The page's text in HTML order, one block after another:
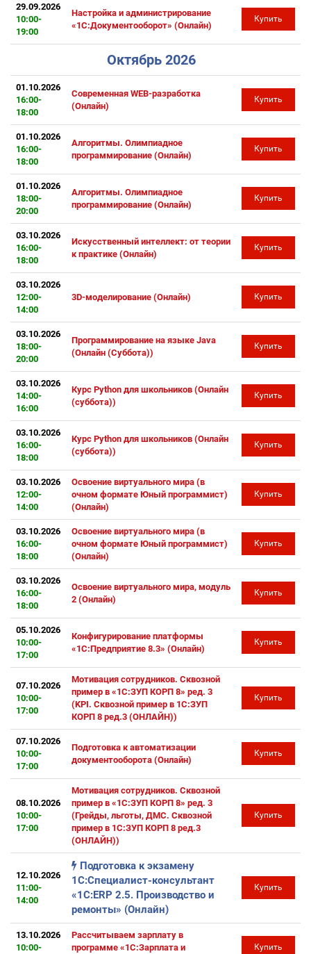
29.09.2026
10:00-
19:00
Настройка и администрирование
«1С:Документооборот» (Онлайн)
Купить
Октябрь 2026
01.10.2026
16:00-
18:00
Современная WEB-разработка
(Онлайн)
Купить
01.10.2026
16:00-
18:00
Алгоритмы. Олимпиадное
программирование (Онлайн)
Купить
01.10.2026
18:00-
20:00
Алгоритмы. Олимпиадное
программирование (Онлайн)
Купить
03.10.2026
16:00-
18:00
Искусственный интеллект: от теории
к практике (Онлайн)
Купить
03.10.2026
12:00-
14:00
3D-моделирование (Онлайн) Купить
03.10.2026
18:00-
20:00
Программирование на языке Java
(Онлайн (Суббота))
Купить
03.10.2026
14:00-
16:00
Курс Python для школьников (Онлайн
(суббота))
Купить
03.10.2026
16:00-
18:00
Курс Python для школьников (Онлайн
(суббота))
Купить
03.10.2026
12:00-
14:00
Освоение виртуального мира (в
очном формате Юный программист)
(Онлайн)
Купить
03.10.2026
16:00-
18:00
Освоение виртуального мира (в
очном формате Юный программист)
(Онлайн)
Купить
03.10.2026
16:00-
18:00
Освоение виртуального мира, модуль
2 (Онлайн)
Купить
05.10.2026
10:00-
17:00
Конфигурирование платформы
«1С:Предприятие 8.3» (Онлайн)
Купить
07.10.2026
10:00-
17:00
Мотивация сотрудников. Сквозной
пример в «1С:ЗУП КОРП 8» ред. 3
(KPI. Сквозной пример в 1С:ЗУП
КОРП 8 ред.3 (ОНЛАЙН))
Купить
07.10.2026
10:00-
17:00
Подготовка к автоматизации
документооборота (Онлайн)
Купить
08.10.2026
10:00-
17:00
Мотивация сотрудников. Сквозной
пример в «1С:ЗУП КОРП 8» ред. 3
(Грейды, льготы, ДМС. Сквозной
пример в 1С:ЗУП КОРП 8 ред.3
(ОНЛАЙН))
Купить
12.10.2026
11:00-
14:00
Подготовка к экзамену
1С:Специалист-консультант
«1С:ERP 2.5. Производство и
ремонты» (Онлайн)
Купить
13.10.2026
10:00-
Рассчитываем зарплату в
программе «1С:Зарплата и
Купить